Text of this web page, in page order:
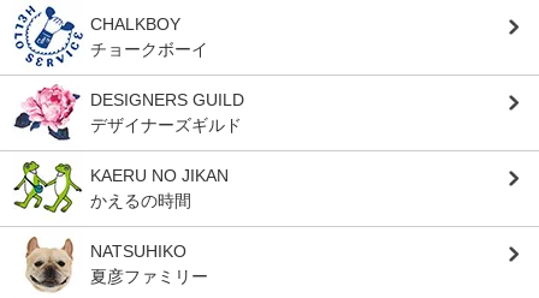
CHALKBOY
チョークボーイ
DESIGNERS GUILD
デザイナーズギルド
KAERU NO JIKAN
かえるの時間
NATSUHIKO
夏彦ファミリー